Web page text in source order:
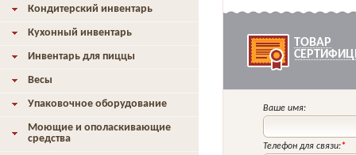
ТОВАР
Ваше имя:
Телефон для связи:*
Кондитерский инвентарь
Кухонный инвентарь
Инвентарь для пиццы
Весы
Упаковочное оборудование
Моющие и ополаскивающие
средства